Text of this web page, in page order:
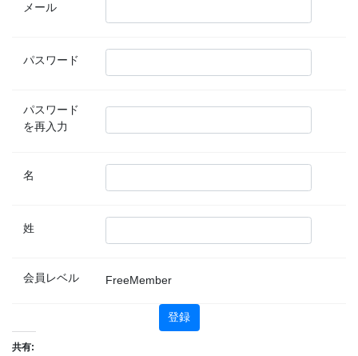
メール
パスワード
パスワード
を再入力
名
姓
会員レベル FreeMember
共有: